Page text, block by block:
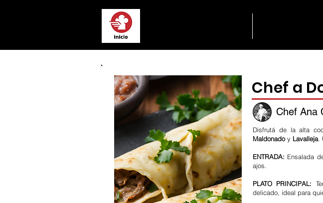
Chef a
Chef Ana
Disfrutá de la alta
Maldonadoy Lavalleja.
ENTRADA: Ensalada
ajos.
PLATO PRINCIPAL:
delicado, ideal para